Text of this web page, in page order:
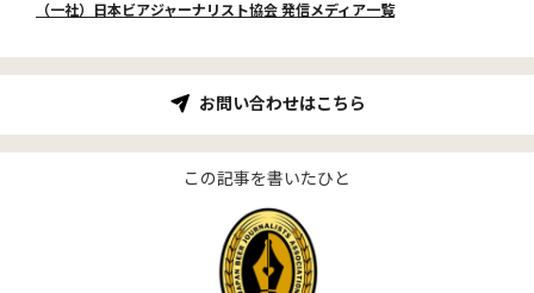
（一社）日本ビアジャーナリスト協会 発信メディア一覧
お問い合わせはこちら
この記事を書いたひと